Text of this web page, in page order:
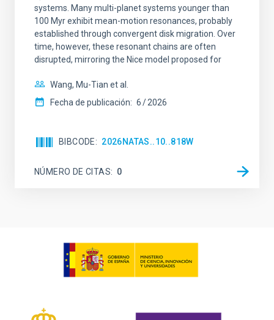
systems. Many multi-planet systems younger than
100 Myr exhibit mean-motion resonances, probably
established through convergent disk migration. Over
time, however, these resonant chains are often
disrupted, mirroring the Nice model proposed for
Wang, Mu-Tian et al.
Fecha de publicación: 6 2026
BIBCODE 2026NATAS..10..818W
NÚMERO DE CITAS 0